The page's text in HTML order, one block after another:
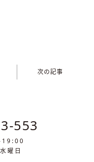
次の記事
553
19:00
曜日